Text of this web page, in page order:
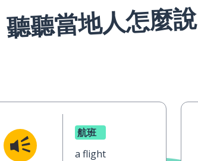
聽聽當地人怎麼說
航班
a flight